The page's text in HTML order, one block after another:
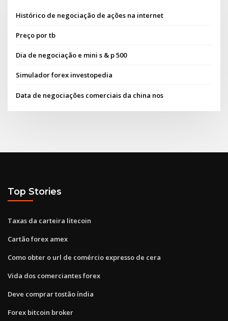
Histórico de negociação de ações na internet
Preço por tb
Dia de negociação e mini s & p 500
Simulador forex investopedia
Data de negociações comerciais da china nos
Top Stories
Taxas da carteira litecoin
Cartão forex amex
Como obter o url de comércio expresso de cera
Vida dos comerciantes forex
Deve comprar tostão índia
Forex bitcoin broker